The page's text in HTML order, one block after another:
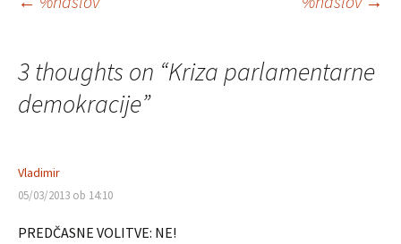
prispevkih
3 thoughts on “Kriza parlamentarne
demokracije”
Vladimir
05/03/2013 ob 14:10
PREDČASNE VOLITVE: NE!